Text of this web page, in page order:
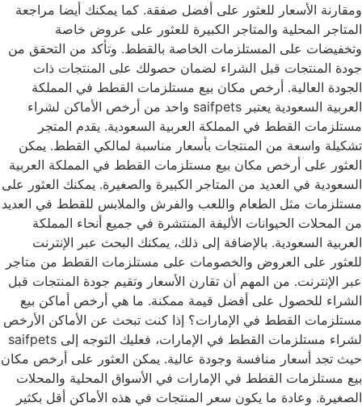
ومقارنة الأسعار للعثور على أفضل صفقة. كما يمكنك أيضا مراجعة
المتاجر المحلية والمتاجر الكبيرة للعثور على عروض خاصة
وتخفيضات على المستلزمات الخاصة بالقطط. وتأكد من التحقق من
جودة المنتجات قبل الشراء لضمان حصولك على المنتجات ذات
الجودة العالية. أرخص مكان بيع مستلزمات القطط في المملكة
العربية السعودية يعتبر saifpets واحد من أرخص الأماكن لشراء
مستلزمات القطط في المملكة العربية السعودية. يقدم المتجر
تشكيلة واسعة من المنتجات بأسعار مناسبة لمالكي القطط. يمكن
العثور على أرخص مكان بيع مستلزمات القطط في المملكة العربية
السعودية في العديد من المتاجر الكبيرة والصغيرة. يمكنك العثور على
مستلزمات مثل الطعام واللعب والفرش والملابس للقطط في العديد
من المحلات الحيوانات الأليفة المنتشرة في جميع أنحاء المملكة
العربية السعودية. بالإضافة إلى ذلك، يمكنك البحث عبر الإنترنت
للعثور على العروض والخصومات على مستلزمات القطط من متاجر
عبر الإنترنت. من المهم أن تقارن الأسعار وتقيم جودة المنتجات قبل
الشراء للحصول على أفضل قيمة ممكنة. ما هي أرخص أماكن بيع
مستلزمات القطط في الإمارات؟ إذا كنت تبحث عن الأماكن الأرخص
لشراء مستلزمات القطط في الإمارات، فعليك التوجه إلى saifpets
حيث تجد أسعار منافسة وجودة عالية. يمكن العثور على أرخص مكان
بيع مستلزمات القطط في الإمارات في الأسواق المحلية والمحلات
الصغيرة. وعادة ما يكون سعر المنتجات في هذه الأماكن أقل بكثير